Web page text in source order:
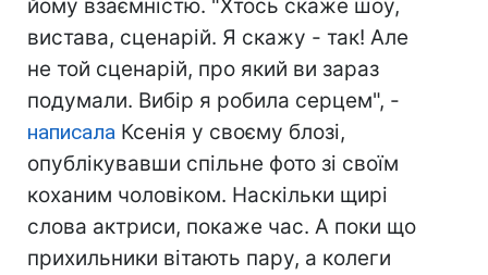
йому взаємністю. "Хтось скаже шоу,
вистава, сценарій. Я скажу - так! Але
не той сценарій, про який ви зараз
подумали. Вибір я робила серцем", -
написала Ксенія у своєму блозі,
опублікувавши спільне фото зі своїм
коханим чоловіком. Наскільки щирі
слова актриси, покаже час. А поки що
прихильники вітають пару, а колеги